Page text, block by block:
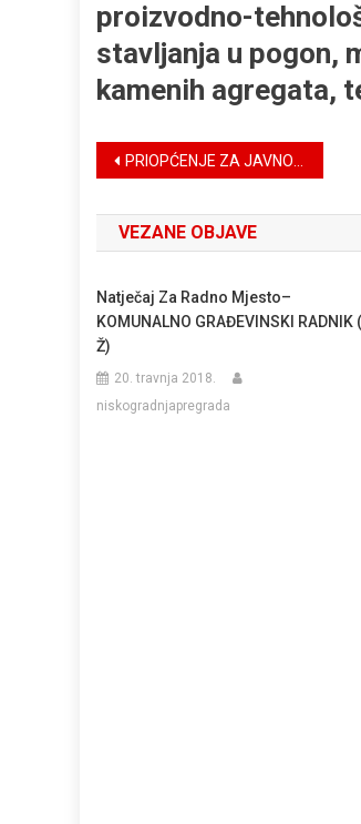
proizvodno-
stavljanja u pogon,
kamenih agregata,
Navigacija
objava
PRIOPĆENJE ZA JAVNOST – UPRAVA NISKOGRADNJE d.o.o.
VEZANE OBJAVE
Natječaj Za Radno Mjesto–
KOMUNALNO GRAĐEVINSKI RADNIK
Ž)
20. travnja 2018.
niskogradnjapregrada